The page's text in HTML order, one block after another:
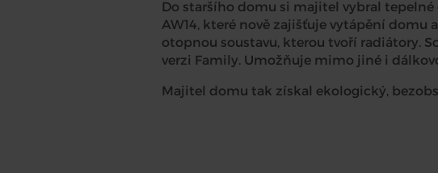
Do staršího domu si majitel vybral
AW14, které nově zajišťuje vytápění domu
otopnou soustavu, kterou tvoří radiátory.
verzi Family. Umožňuje mimo jiné i
Majitel domu tak získal ekologický,